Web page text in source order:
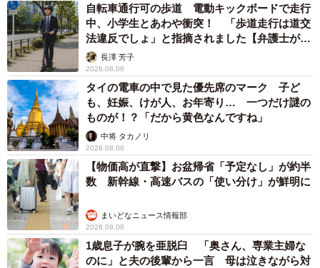
自転車通行可の歩道 電動キックボードで走行
中、小学生とあわや衝突！ 「歩道走行は道交
法違反でしょ」と指摘されました【弁護士が解
説】長澤 芳子
2026.08.06
タイの電車の中で見た優先席のマーク 子ど
も、妊娠、けが人、お年寄り… 一つだけ謎の
ものが！？「だから黄色なんですね」
中将 タカノリ
2026.08.06
【物価高が直撃】お盆帰省「予定なし」が約半
数 新幹線・高速バスの「使い分け」が鮮明に
まいどなニュース情報部
2026.08.06
1歳息子が腕を亜脱臼 「奥さん、専業主婦な
のに」と夫の後輩から一言 母は泣きながら対